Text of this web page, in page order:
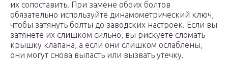
их сопоставить. При замене обоих болтов
обязательно используйте динамометрический ключ,
чтобы затянуть болты до заводских настроек. Если вы
затянете их слишком сильно, вы рискуете сломать
крышку клапана, а если они слишком ослаблены,
они могут снова выпасть или вызвать утечку.